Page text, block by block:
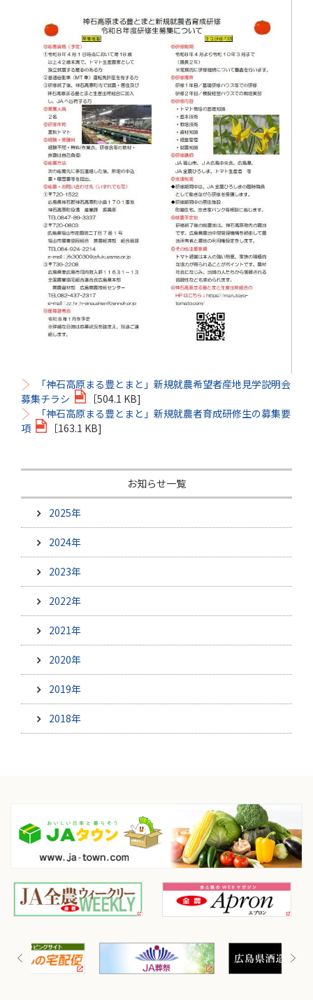
「神石高原まる豊とまと」新規就農希望者産地見学説明会
募集チラシ
［504.1 KB]
「神石高原まる豊とまと」新規就農者育成研修生の募集要
項
［163.1 KB]
お知らせ一覧
2025年
2024年
2023年
2022年
2021年
2020年
2019年
2018年